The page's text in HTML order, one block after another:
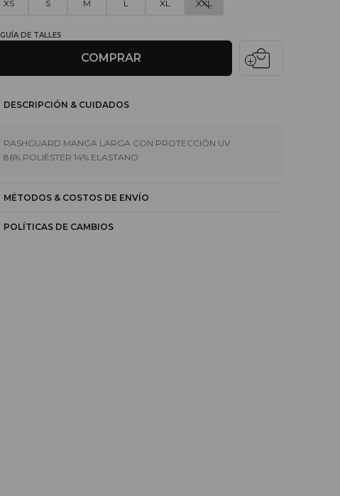
XS S M L XL XXL
GUÍA DE TALLES
COMPRAR local_mall
DESCRIPCIÓN & CUIDADOS
RASHGUARD MANGA LARGA CON PROTECCIÓN UV
86% POLIÉSTER 14% ELASTANO
MÉTODOS & COSTOS DE ENVÍO
POLÍTICAS DE CAMBIOS